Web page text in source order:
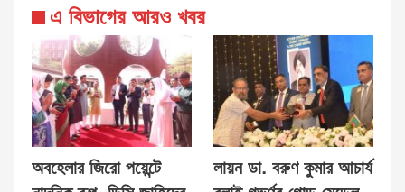
এ বিভাগের আরও খবর
অবহেলার জিরো পয়েন্টে
লায়ন ডা. বরুণ কুমার আচার্য